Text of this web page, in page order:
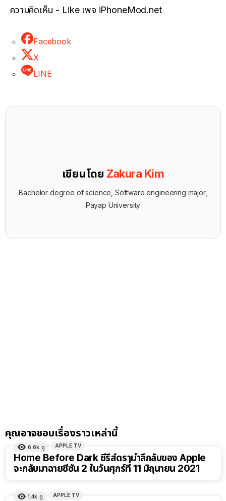
ความคิดเห็น - Like เพจ iPhoneMod.net
Facebook
X
LINE
เขียนโดย Zakura Kim
Bachelor degree of science, Software engineering major,
Payap University
คุณอาจชอบเรื่องราวเหล่านี้
6.6k ดู APPLE TV
Home Before Dark ซีรีส์ดราม่าลึกลับของ Apple
จะกลับมาฉายซีซัน 2 ในวันศุกร์ที่ 11 มิถุนายน 2021
1.4k ดู APPLE TV